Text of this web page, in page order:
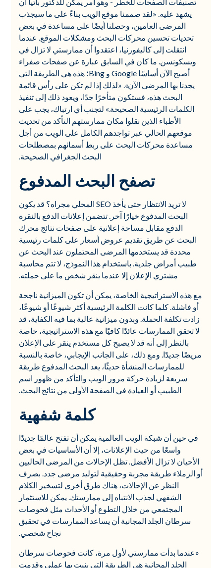
يشهد عليه. «لقد صممنا موقع الويب بناءً على ما سيجذب
المرضى العامين، وحصلنا أيضًا على مساعدة في بعض
تحديات تحسين محركات البحث ومشكلات الموقع. عندما
انتقلت إلى كاليفورنيا، اعتقدوا أن ممارستي لا تزال في
ويسكونسن. ما كان في السابق عبارة عن صفحات صفراء
أصبح الآن أساسًا Google و Bing؛ هذه هي الطريقة التي
يجدنا بها المرضى الآن». «لذلك إذا لم تكن على رأس قائمة
البحث هذه، فستكون متأخرًا جدًا، ويعود ذلك إلى تنفيذ
الكلمات الرئيسية الصحيحة.» لتجنب أي ارتباك، يجب على
الأطباء الذين نقلوا مكان ممارستهم التأكد من تحديث
موقعهم الحالي عبر تواجدهم الكامل على الويب من أجل
مساعدة محركات البحث على ربط أسمائهم بمصطلحات
البحث الجغرافي الصحيحة.
تصفح البحث المدفوع
لا تريد الانتظار حتى يأخذ SEO المحلي مجراه؟ قد يكون
البحث المدفوع خيارًا آخر. تتضمن إعلانات الدفع بالنقرة
الدفع مقابل مساحة إعلانية على صفحات نتائج محرك
البحث عن طريق تقديم عروض أسعار على كلمات رئيسية
محددة قد يستخدمها المرضى المحتملون عند البحث عن
طبيب أمراض جلدية. باستخدام هذا النموذج، لا تتم محاسبة
مشتري الإعلان إلا عندما ينقر شخص ما على حملته.
مع هذه الاستراتيجية الخاصة، يمكن أن تكون الميزانية ناجحة
أو فاشلة. كلما كانت الكلمة الرئيسية أكثر شيوعًا أو شيوعًا،
زادت تكلفة الحملة. وبدون ميزانية عالية بما فيه الكفاية، قد
لا تحقق الممارسات عائدًا كافيًا مع هذه الاستراتيجية، خاصة
بالنظر إلى أنه قد لا يصبح كل مستخدم ينقر على الإعلان
مريضًا جديدًا. ومع ذلك، على الجانب الإيجابي، خاصة بالنسبة
للممارسات المنشأة حديثًا، يعد البحث المدفوع طريقة
سريعة لزيادة حركة مرور الويب والتأكد من ظهور اسم
الطبيب أو العيادة في الصفحة الأولى من نتائج البحث.
كلمة شفهية
في حين أن شبكة الويب العالمية يمكن أن تفتح عالمًا جديدًا
واسعًا من حيث الإعلانات، إلا أن الأساسيات في بعض
الأحيان لا تزال الأفضل. تظل الإحالات من المرضى الحاليين
أو الزملاء طريقة مجربة وحقيقية لتوليد مرضى جدد. بصرف
النظر عن الإحالات، هناك طرق أخرى لتسخير الكلام
الشفهي لجذب الانتباه إلى ممارستك. يمكن للاستثمار
المجتمعي من خلال التطوع أو الأحداث مثل فحوصات
سرطان الجلد المجانية أن يساعد الممارسات في تحقيق
نجاح شخصي.
«عندما بدأت ممارستي لأول مرة، كانت فحوصات سرطان
الجلد المجانية هي الطريقة التي بنيت بها عملي وقدمت